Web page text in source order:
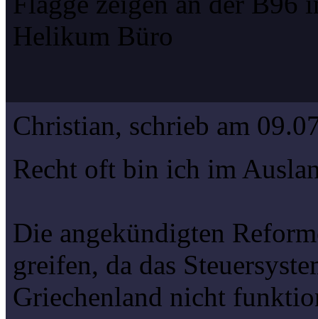
Helikum Büro
Christian, schrieb am
Recht oft bin ich im
Die angekündigten
greifen, da das
Griechenland nicht